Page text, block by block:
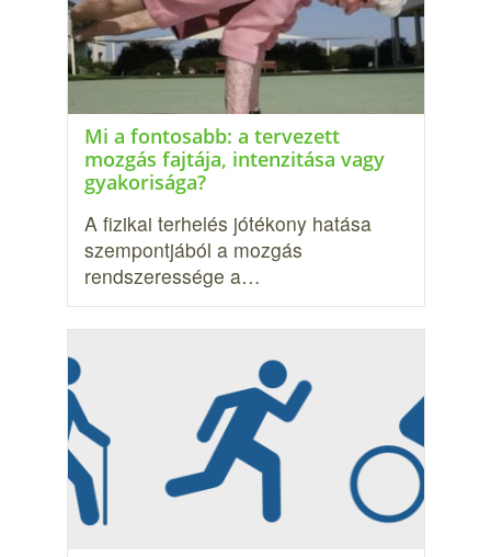
Mi a fontosabb: a tervezett
mozgás fajtája, inten­zitása vagy
gyakorisága?
A fizikai terhelés jótékony hatása
szempontjából a mozgás
rendszeressége a…